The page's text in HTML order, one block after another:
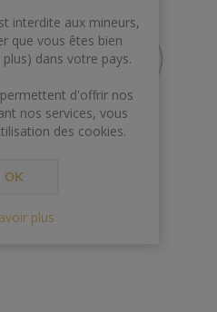
1988/2008
interdite aux mineurs,
que vous êtes bien
dans votre pays.
d'offrir nos
nos services, vous
des cookies.
OK
plus